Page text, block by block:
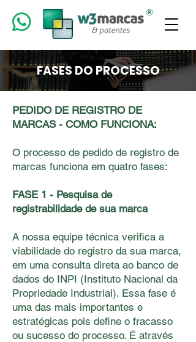
FASES DO PROCESSO
PEDIDO DE REGISTRO DE
MARCAS - COMO FUNCIONA:
O processo de pedido de registro de
marcas funciona em quatro fases:
FASE 1 - Pesquisa de
registrabilidade de sua marca
A nossa equipe técnica veriﬁca a
viabilidade do registro da sua marca,
em uma consulta direta ao banco de
dados do INPI (Instituto Nacional da
Propriedade Industrial). Essa fase é
uma das mais importantes e
estratégicas pois deﬁne o fracasso
ou sucesso do processo. É através